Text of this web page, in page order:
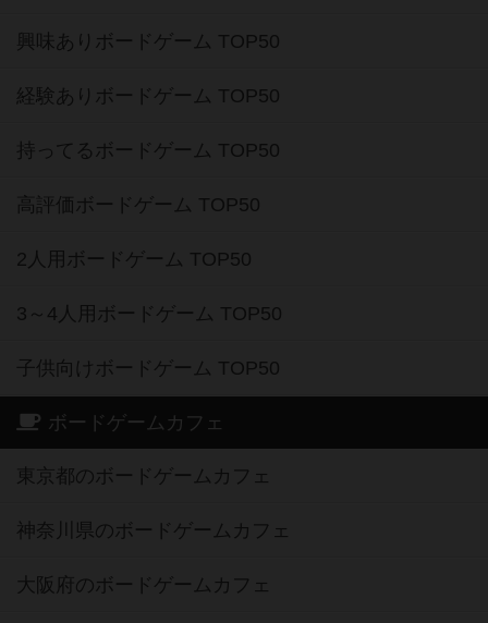
興味ありボードゲーム TOP50
経験ありボードゲーム TOP50
持ってるボードゲーム TOP50
高評価ボードゲーム TOP50
2人用ボードゲーム TOP50
3～4人用ボードゲーム TOP50
子供向けボードゲーム TOP50
ボードゲームカフェ
東京都のボードゲームカフェ
神奈川県のボードゲームカフェ
大阪府のボードゲームカフェ